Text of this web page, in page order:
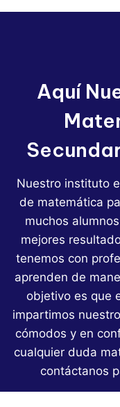
Aquí
Nuestro instituto
de matemática
muchos
mejores
tenemos con
aprenden de
objetivo es que
impartimos
cómodos y en
cualquier duda
contáctanos